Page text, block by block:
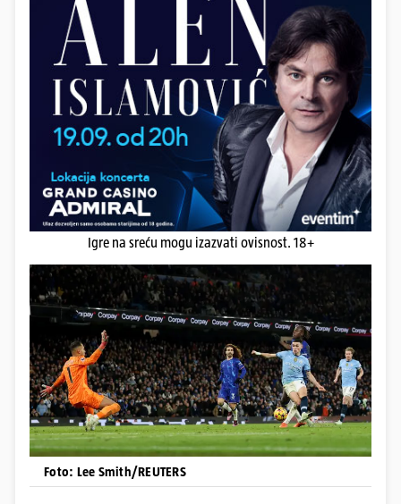
Igre na sreću mogu izazvati ovisnost. 18+
Foto: Lee Smith/REUTERS